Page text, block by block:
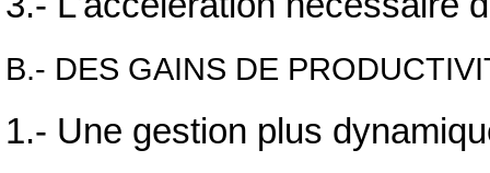
B.- DES GAINS DE
1.- Une gestion plus